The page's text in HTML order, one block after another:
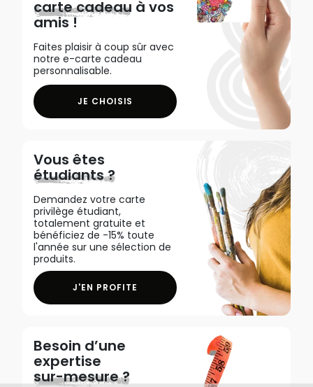
carte cadeau à vos
amis !
Faites plaisir à coup sûr avec
notre e-carte cadeau
personnalisable.
JE CHOISIS
Vous êtes
étudiants ?
Demandez votre carte
privilège étudiant,
totalement gratuite et
bénéficiez de -15% toute
l'année sur une sélection de
produits.
J'EN PROFITE
Besoin d’une
expertise
sur-mesure ?